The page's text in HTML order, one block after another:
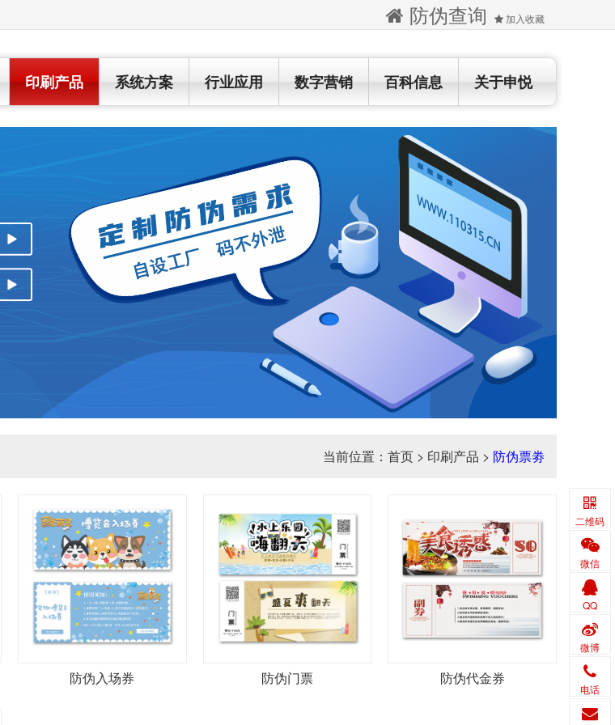
防伪查询 加入收藏
关于申悦
百科信息
数字营销
行业应用
系统方案
印刷产品
当前位置： 首页 > 印刷产品 > 防伪票劵
防伪入场券 防伪门票 防伪代金券
二维码
微信
QQ
微博
电话